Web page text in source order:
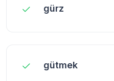
gürz
gütmek